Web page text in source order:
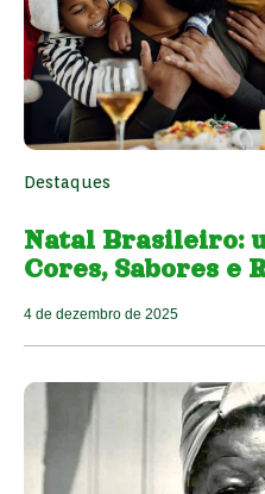
Destaques
Natal Brasileiro:
Cores, Sabores e
4 de dezembro de 2025